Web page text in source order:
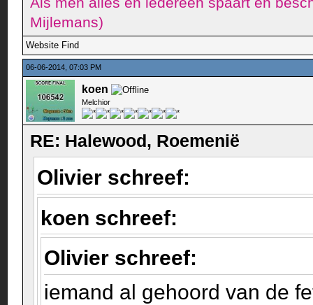
Mijlemans)
Website Find
06-06-2014, 07:03 PM
koen
Melchior
RE: Halewood, Roemenië
Olivier schreef:
koen schreef:
Olivier schreef:
iemand al gehoord van de